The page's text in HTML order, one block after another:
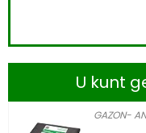
U kunt
GAZON-